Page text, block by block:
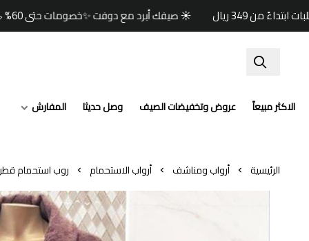
☀️ صيفك أبرد مع دوفت ✨خصومات حتى 60% 🏷️وكود خصم إضافي (صيف) 🎁🚚 شحن مجاني للطلبات ابتداءً من 349 ريال
الاكثر مبيعاً عروض وتخفيضات الصيف وصل حديثا المفارش
الرئيسية أرواب ومناشف أرواب الاستحمام روب استحمام